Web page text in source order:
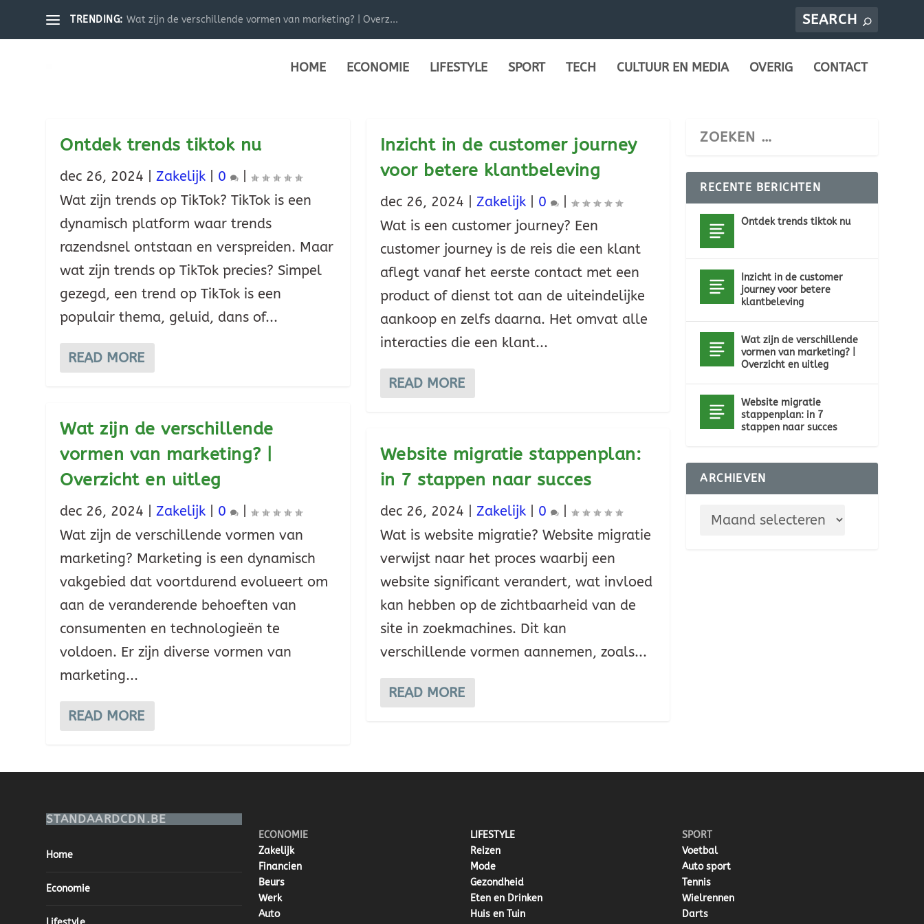
TRENDING: Wat zijn de verschillende vormen van marketing? | Overz...
HOME ECONOMIE LIFESTYLE SPORT TECH CULTUUR EN MEDIA OVERIG CONTACT
Ontdek trends tiktok nu
dec 26, 2024 |Zakelijk 0
|
Wat zijn trends op TikTok? TikTok is een
dynamisch platform waar trends
razendsnel ontstaan en verspreiden. Maar
wat zijn trends op TikTok precies? Simpel
gezegd, een trend op TikTok is een
populair thema, geluid, dans of...
READ MORE
Wat zijn de verschillende
vormen van marketing? |
Overzicht en uitleg
dec 26, 2024 |Zakelijk 0
|
Wat zijn de verschillende vormen van
marketing? Marketing is een dynamisch
vakgebied dat voortdurend evolueert om
aan de veranderende behoeften van
consumenten en technologieën te
voldoen. Er zijn diverse vormen van
marketing...
READ MORE
Inzicht in de customer journey
voor betere klantbeleving
dec 26, 2024 Zakelijk| 0
|
Wat is een customer journey? Een
customer journey is de reis die een klant
aflegt vanaf het eerste contact met een
product of dienst tot aan de uiteindelijke
aankoop en zelfs daarna. Het omvat alle
interacties die een klant...
READ MORE
Website migratie stappenplan:
in 7 stappen naar succes
dec 26, 2024 Zakelijk| 0
|
Wat is website migratie? Website migratie
verwijst naar het proces waarbij een
website significant verandert, wat invloed
kan hebben op de zichtbaarheid van de
site in zoekmachines. Dit kan
verschillende vormen aannemen, zoals...
READ MORE
RECENTE BERICHTEN
Ontdek trends tiktok nu
Inzicht in de customer
journey voor betere
klantbeleving
Wat zijn de verschillende
vormen van marketing? |
Overzicht en uitleg
Website migratie
stappenplan: in 7
stappen naar succes
ARCHIEVEN
STANDAARDCDN.BE
Home
Economie
ECONOMIE
Zakelijk
Financien
Beurs
Werk
Auto
LIFESTYLE
Reizen
Mode
Gezondheid
Eten en Drinken
Huis en Tuin
SPORT
Voetbal
Auto sport
Tennis
Wielrennen
Darts